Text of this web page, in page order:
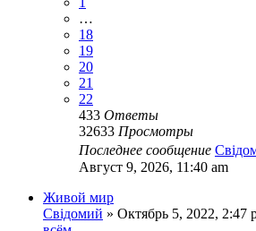
…
18
19
20
21
22
433 Ответы
32633 Просмотры
Последнее сообщение
Август 9, 2026, 11:40 am
Живой мир
Свідомий » Октябрь 5, 2022, 2:47